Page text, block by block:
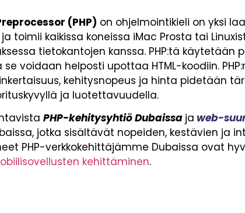
(PHP) on ohjelmointikieli on yksi
toimii kaikissa koneissa iMac Prosta tai
tietokantojen kanssa. PHP:tä
se voidaan helposti upottaa HTML-koodiin.
kehitysnopeus ja hinta pidetään
ja luotettavuudella.
PHP-kehitysyhtiö Dubaissa ja web-
jotka sisältävät nopeiden, kestävien ja
PHP-verkkokehittäjämme Dubaissa ovat
kehittäminen.